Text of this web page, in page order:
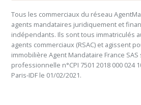
Tous les commerciaux du réseau
agents mandataires juridiquement et
indépendants. Ils sont tous immatriculés
agents commerciaux (RSAC) et agissent
immobilière Agent Mandataire France SAS
professionnelle n°CPI 7501 2018 000 024
Paris-IDF le 01/02/2021.